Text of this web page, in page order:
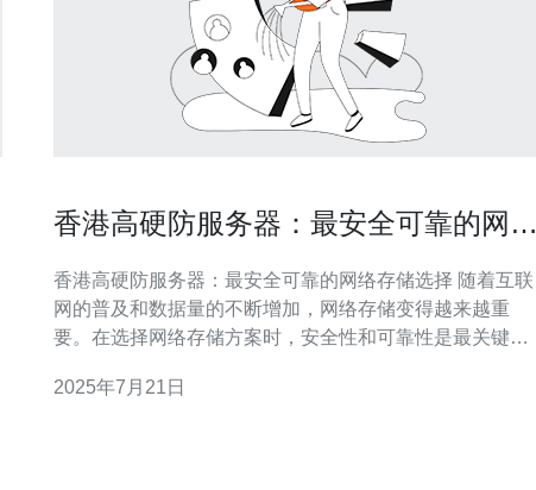
香港高硬防服务器：最安全可靠的网络
香港高硬防服务器：最安全可靠的网络存储选择 随着互联
网的普及和数据量的不断增加，网络存储变得越来越重
要。在选择网络存储方案时，安全性和可靠性是最关键的
的性能著称，成为许多企业和个人用户的首选。 香港高硬
2025年7月21日